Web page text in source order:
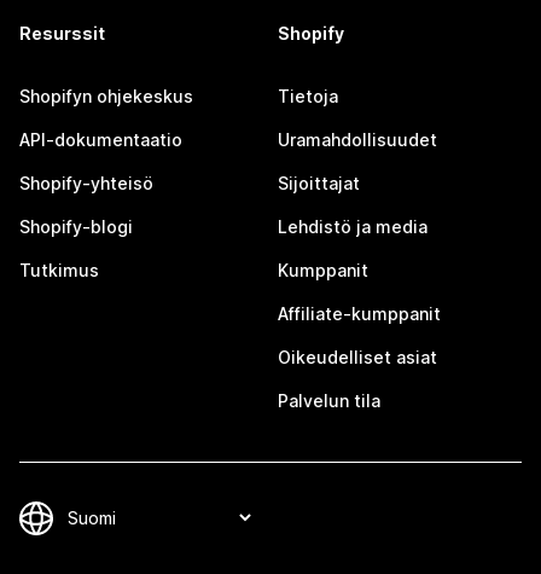
Resurssit
Shopifyn ohjekeskus
API-dokumentaatio
Shopify-yhteisö
Shopify-blogi
Tutkimus
Shopify
Tietoja
Uramahdollisuudet
Sijoittajat
Lehdistö ja media
Kumppanit
Affiliate-kumppanit
Oikeudelliset asiat
Palvelun tila